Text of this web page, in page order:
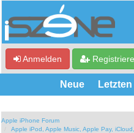
Anmelden
Neue Letzten
Apple iPhone Forum
Apple iPod, Apple Music, Apple Pay,